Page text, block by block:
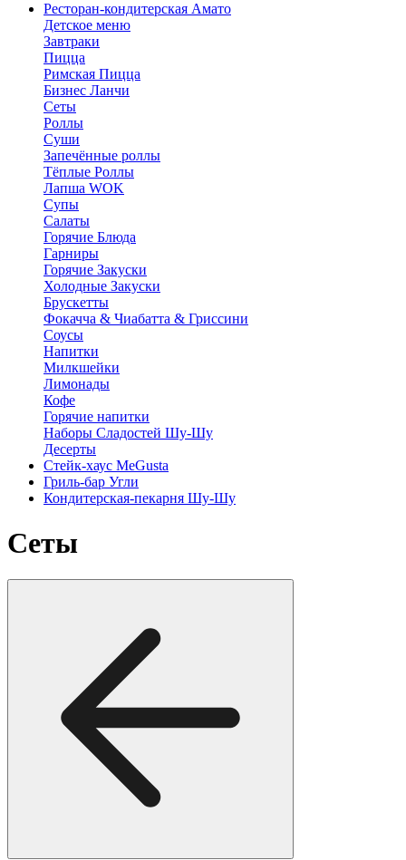
Ресторан-кондитерская Амато
Детское меню
Завтраки
Пицца
Римская Пицца
Бизнес Ланчи
Сеты
Роллы
Суши
Запечённые роллы
Тёплые Роллы
Лапша WOK
Супы
Салаты
Горячие Блюда
Гарниры
Горячие Закуски
Холодные Закуски
Брускетты
Фокачча & Чиабатта & Гриссини
Соусы
Напитки
Милкшейки
Лимонады
Кофе
Горячие напитки
Наборы Сладостей Шу-Шу
Десерты
Стейк-хаус MeGusta
Гриль-бар Угли
Кондитерская-пекарня Шу-Шу
Сеты